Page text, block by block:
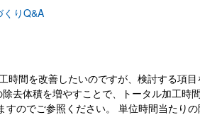
くりQ&A
間を改善したいのですが、検討する項目
去体積を増やすことで、トータル加工時
のでご参照ください。 単位時間当たり